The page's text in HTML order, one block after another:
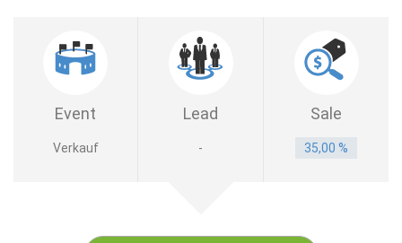
Event Lead Sale
Verkauf - 35,00 %